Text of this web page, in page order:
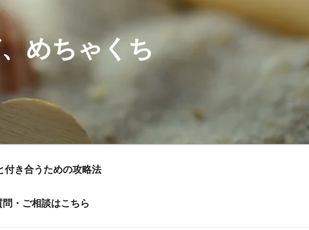
めちゃくち
付き合うための攻略法
問・ご相談はこちら